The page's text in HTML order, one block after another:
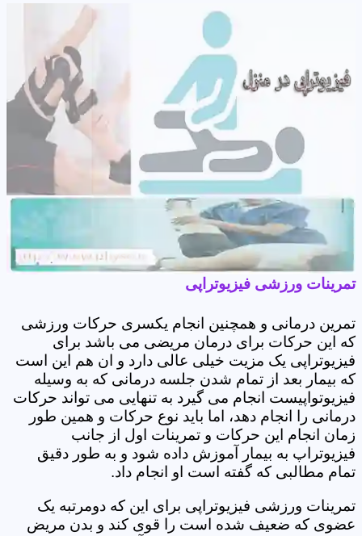
تمرینات ورزشی فیزیوتراپی
تمرین درمانی و همچنین انجام یکسری حرکات ورزشی
که این حرکات برای درمان مریضی می باشد برای
فیزیوتراپی یک مزیت خیلی عالی دارد و ان هم این است
که بیمار بعد از تمام شدن جلسه درمانی که به وسیله
فیزیوتواپیست انجام می گیرد به تنهایی می تواند حرکات
درمانی را انجام دهد، اما باید نوع حرکات و همین طور
زمان انجام این حرکات و تمرینات اول از جانب
فیزیوتراپ به بیمار آموزش داده شود و به طور دقیق
تمام مطالبی که گفته است او انجام داد.
تمرینات ورزشی فیزیوتراپی برای این که دومرتبه یک
عضوی که ضعیف شده است را قوی کند و بدن مریض